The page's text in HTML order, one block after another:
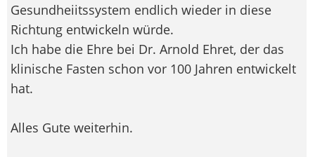
Gesundheiitssystem endlich wieder in diese
Richtung entwickeln würde.
Ich habe die Ehre bei Dr. Arnold Ehret, der das
klinische Fasten schon vor 100 Jahren entwickelt
hat.
Alles Gute weiterhin.